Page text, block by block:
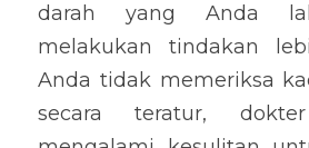
darah yang Anda
melakukan tindakan
Anda tidak memeriksa
secara teratur,